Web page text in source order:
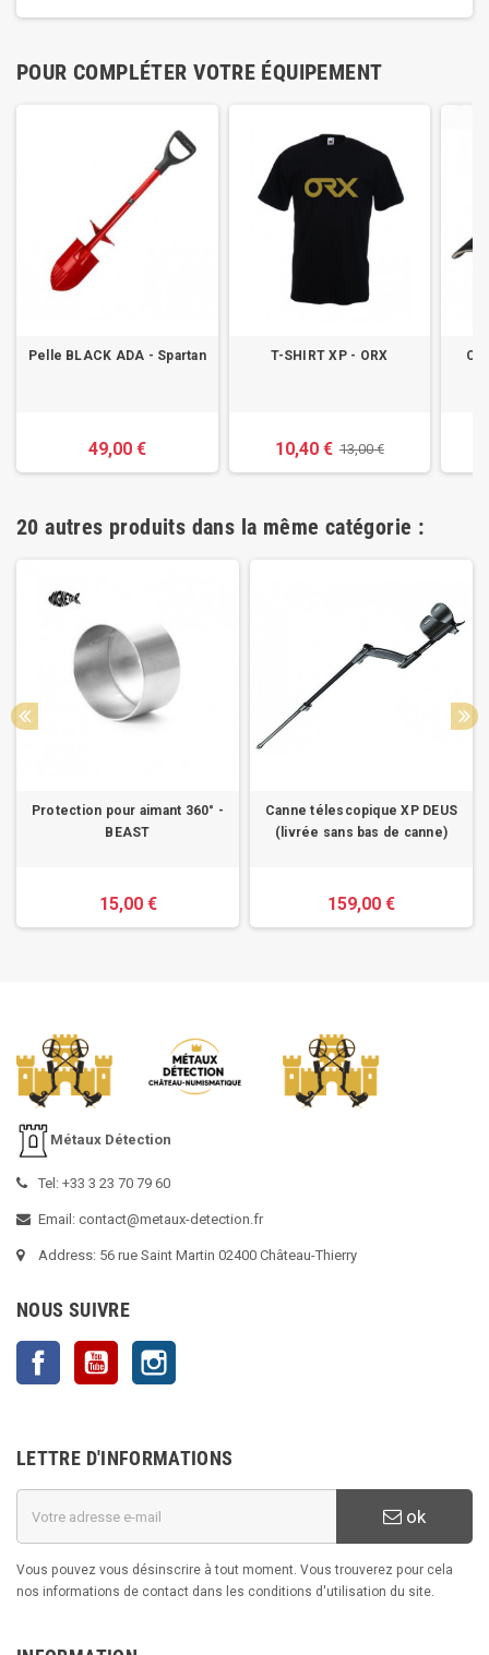
POUR COMPLÉTER VOTRE ÉQUIPEMENT
Pelle BLACK ADA - Spartan
49,00 €
T-SHIRT XP - ORX
10,40 € 13,00 €
20 autres produits dans la même catégorie :
Protection pour aimant 360° -
BEAST
15,00 €
Canne télescopique XP DEUS
(livrée sans bas de canne)
159,00 €
Métaux Détection
Tel: +33 3 23 70 79 60
Email: contact@metaux-detection.fr
Address: 56 rue Saint Martin 02400 Château-Thierry
NOUS SUIVRE
Facebook YouTube
LETTRE D'INFORMATIONS
ok
Vous pouvez vous désinscrire à tout moment. Vous trouverez pour cela
nos informations de contact dans les conditions d'utilisation du site.